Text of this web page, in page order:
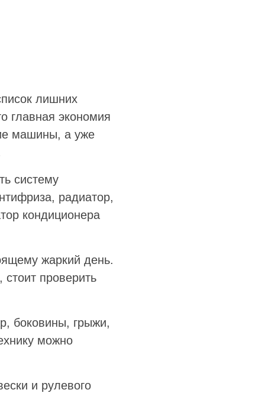
лишних
главная экономия
машины, а уже
систему
радиатор,
кондиционера
жаркий день.
проверить
боковины, грыжи,
можно
и рулевого